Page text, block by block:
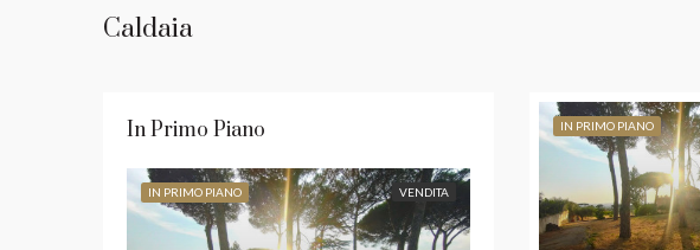
Caldaia
IN PRIMO PIANO
In Primo Piano
IN PRIMO PIANO VENDITA IN PRIMO PIANO